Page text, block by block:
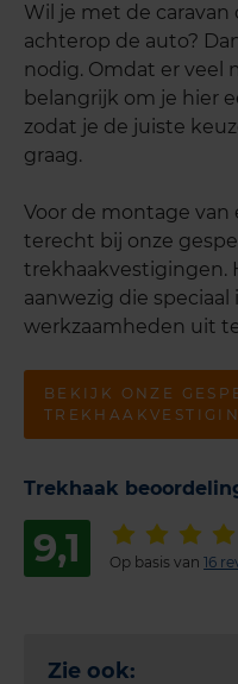
Wil je met de
achterop de auto?
nodig. Omdat er veel
belangrijk om je hier
zodat je de juiste
graag.
Voor de montage
terecht bij onze
trekhaakvestigingen.
aanwezig die
werkzaamheden uit
BEKIJK ONZE
Trekhaak
9,1 Op basis van 16
Zie ook: